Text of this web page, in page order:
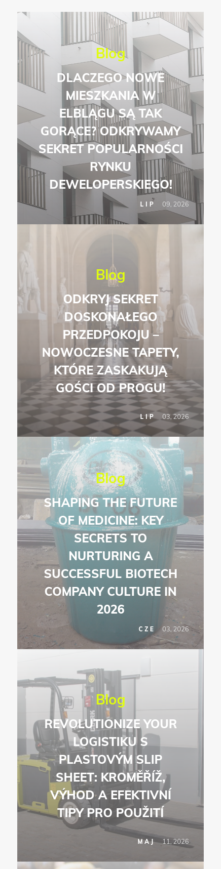
Blog
DLACZEGO NOWE
MIESZKANIA W
ELBLĄGU SĄ TAK
GORĄCE? ODKRYWAMY
SEKRET POPULARNOŚCI
RYNKU
DEWELOPERSKIEGO!
LIP 09, 2026
Blog
ODKRYJ SEKRET
DOSKONAŁEGO
PRZEDPOKOJU –
NOWOCZESNE TAPETY,
KTÓRE ZASKAKUJĄ
GOŚCI OD PROGU!
LIP 03, 2026
Blog
SHAPING THE FUTURE
OF MEDICINE: KEY
SECRETS TO
NURTURING A
SUCCESSFUL BIOTECH
COMPANY CULTURE IN
2026
CZE 03, 2026
Blog
REVOLUTIONIZE YOUR
LOGISTIKU S
PLASTOVÝM SLIP
SHEET: KROMĚŘÍŽ,
VÝHOD A EFEKTIVNÍ
TIPY PRO POUŽITÍ
MAJ 11, 2026